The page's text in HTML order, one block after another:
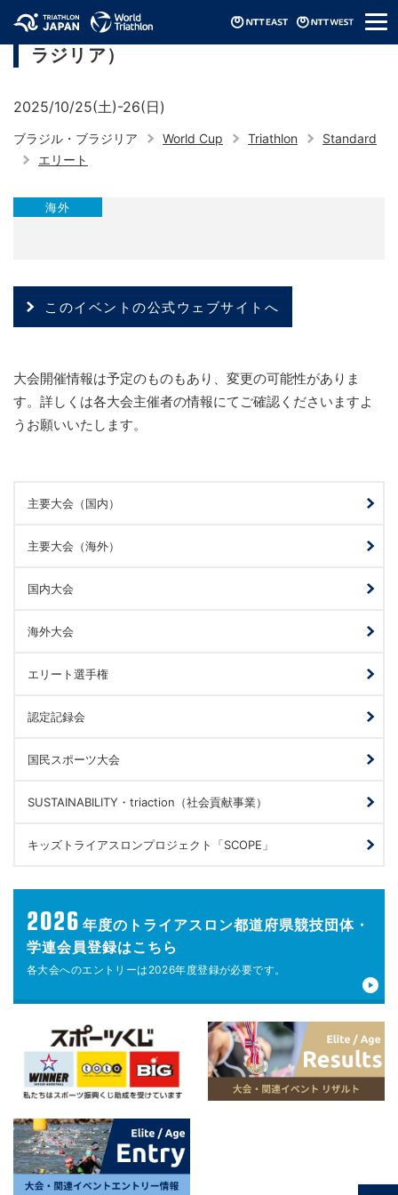
メ
ニ
ワールドトライアスロンカップ（2025/ブ
ラジリア）
2025/10/25(土)-26(日)
ブラジル・ブラジリア World Cup Triathlon
Standard
エリート
海外
このイベントの公式ウェブサイトへ
大会開催情報は予定のものもあり、変更の可能性がありま
す。詳しくは各大会主催者の情報にてご確認くださいますよ
うお願いいたします。
主要大会（国内）
主要大会（海外）
国内大会
海外大会
エリート選手権
認定記録会
国民スポーツ大会
SUSTAINABILITY・triaction（社会貢献事業）
キッズトライアスロンプロジェクト「SCOPE」
2026 年度の トライアスロン都道府県競技団体・
学連会員登録はこちら
各大会へのエントリーは 2026年度登録が必要です。